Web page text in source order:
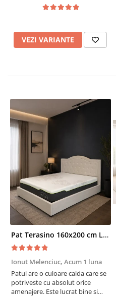
VEZI VARIANTE
Pat Terasino 160x200 cm Lada Depozitare Tapitat Stofa Bej Somiera Inclusa
Ionut Melenciuc, Acum 1 luna
Patul are o culoare calda care se
potriveste cu absolut orice
amenajere. Este lucrat bine si